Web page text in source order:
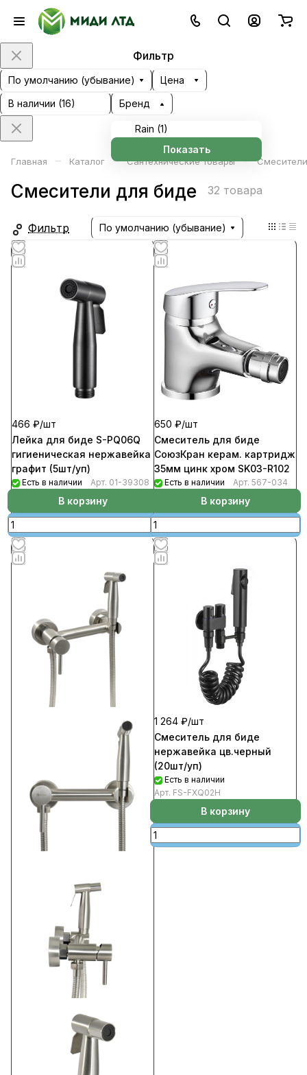
Фильтр
По умолчанию (убывание)
Цена
В наличии (16) Бренд
Rain (1)
Показать
Главная – Каталог – Сантехнические товары –
Смесители для биде 32 товара
Фильтр По умолчанию (убывание)
466 ₽/шт
Лейка для биде S-PQ06Q
гигиеническая нержавейка
графит (5шт/уп)
Есть в наличии Арт. 01-39308
В корзину
650 ₽/шт
Смеситель для биде
СоюзКран керам. картридж
35мм цинк хром SK03-R102
Есть в наличии Арт. 567-034
В корзину
1 264 ₽/шт
Смеситель для биде
нержавейка цв.черный
(20шт/уп)
Есть в наличии
Арт. FS-FXQ02H
В корзину